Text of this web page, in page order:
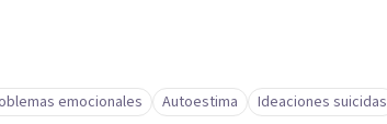
emocionales Autoestima Ideaciones suicidas